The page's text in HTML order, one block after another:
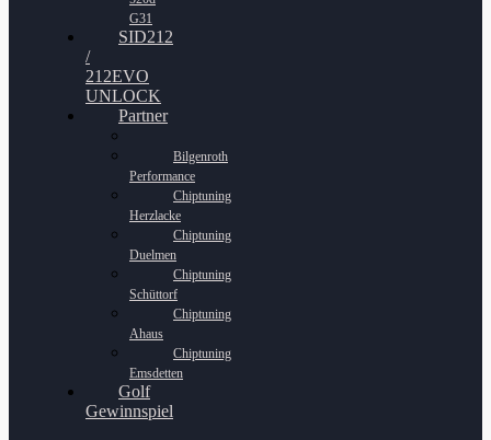
G31
SID212
/
212EVO
UNLOCK
Partner
Bilgenroth
Performance
Chiptuning
Herzlacke
Chiptuning
Duelmen
Chiptuning
Schüttorf
Chiptuning
Ahaus
Chiptuning
Emsdetten
Golf
Gewinnspiel